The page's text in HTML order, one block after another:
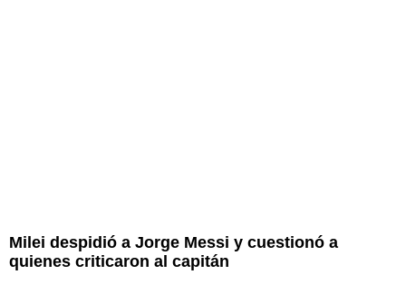
Milei despidió a Jorge Messi y cuestionó a
quienes criticaron al capitán